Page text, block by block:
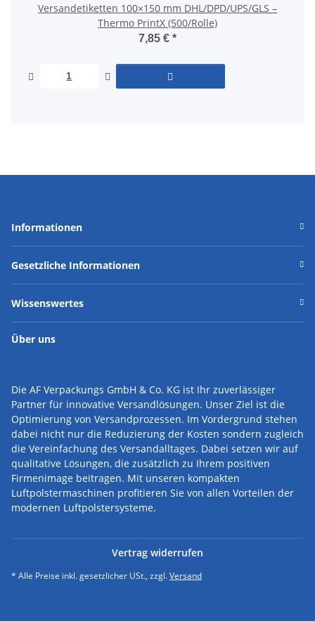
Versandetiketten 100×150 mm DHL/DPD/UPS/GLS –
Thermo PrintX (500/Rolle)
7,85 € *
Informationen
Gesetzliche Informationen
Wissenswertes
Über uns
Die AF Verpackungs GmbH & Co. KG ist Ihr zuverlässiger
Partner für innovative Versandlösungen. Unser Ziel ist die
Optimierung von Versandprozessen. Im Vordergrund stehen
dabei nicht nur die Reduzierung der Kosten sondern zugleich
die Vereinfachung des Versandalltages. Dabei setzen wir auf
qualitative Lösungen, die zusätzlich zu Ihrem positiven
Firmenimage beitragen. Mit unseren kompakten
Luftpolstermaschinen profitieren Sie von allen Vorteilen der
modernen Luftpolstersysteme.
Vertrag widerrufen
* Alle Preise inkl. gesetzlicher USt., zzgl.Versand